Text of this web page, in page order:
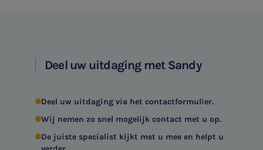
Meest gezochte onderwerpen
Jaarrekening controle
Belastingadvies
Ontvang meldingen bij belangrijke ontwikkelingen rondom
het topic: Stikstof
Deel uw uitdaging met Sandy
Deel uw uitdaging via het contactformulier.
Wij nemen zo snel mogelijk contact met u op.
De juiste specialist kijkt met u mee en helpt u